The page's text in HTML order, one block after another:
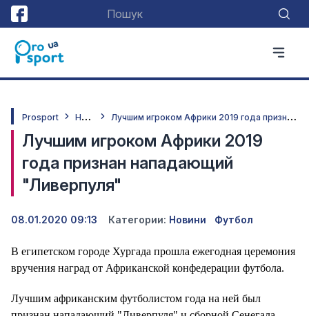
Prosport Н
овини Л
учшим игроком Африки 2019 года признан нападающий "Ливерпуля"
Лучшим игроком Африки 2019
года признан нападающий
"Ливерпуля"
08.01.2020 09:13 Категории: Новини Футбол
В египетском городе Хургада прошла ежегодная церемония
вручения наград от Африканской конфедерации футбола.
Лучшим африканским футболистом года на ней был